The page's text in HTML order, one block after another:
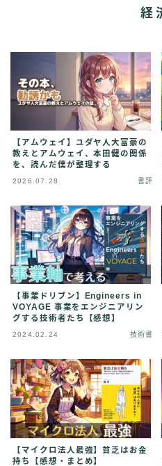
経
【アムウェイ】ユダヤ人大富豪の
教えとアムウェイ、本田健の関係
を、読んだ僕が整理する
2026.07.28 書評
【事業ドリブン】Engineers in
VOYAGE 事業をエンジニアリン
グする技術者たち【感想】
2024.02.24 技術書
【マイクロ法人最強】貧乏はお金
持ち【感想・まとめ】